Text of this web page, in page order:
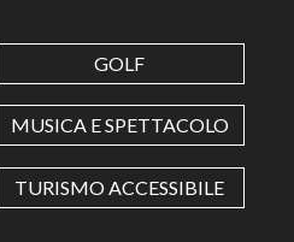
GOLF
MUSICA E SPETTACOLO
TURISMO ACCESSIBILE